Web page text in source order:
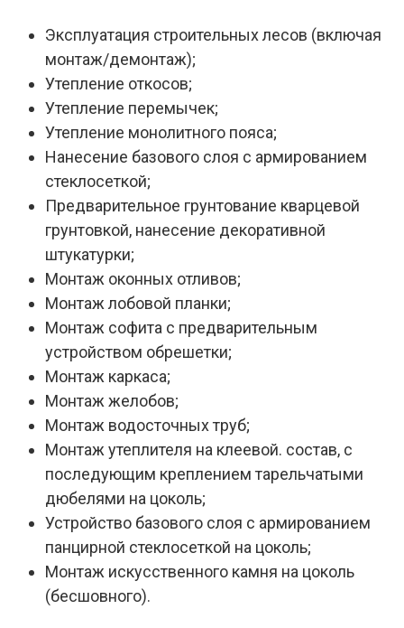
Эксплуатация строительных лесов (включая
монтаж/демонтаж);
Утепление откосов;
Утепление перемычек;
Утепление монолитного пояса;
Нанесение базового слоя с армированием
стеклосеткой;
Предварительное грунтование кварцевой
грунтовкой, нанесение декоративной
штукатурки;
Монтаж оконных отливов;
Монтаж лобовой планки;
Монтаж софита с предварительным
устройством обрешетки;
Монтаж каркаса;
Монтаж желобов;
Монтаж водосточных труб;
Монтаж утеплителя на клеевой. состав, с
последующим креплением тарельчатыми
дюбелями на цоколь;
Устройство базового слоя с армированием
панцирной стеклосеткой на цоколь;
Монтаж искусственного камня на цоколь
(бесшовного).